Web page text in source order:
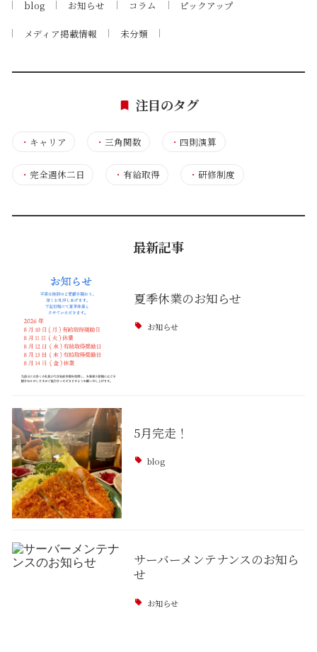
blog お知らせ コラム ピックアップ
メディア掲載情報 未分類
注目のタグ
・ キャリア ・ 三角関数 ・ 四則演算
・ 完全週休二日 ・有給取得 ・研修制度
最新記事
夏季休業のお知らせ
お知らせ
5月完走！
blog
サーバーメンテナンスのお知ら
せ
お知らせ